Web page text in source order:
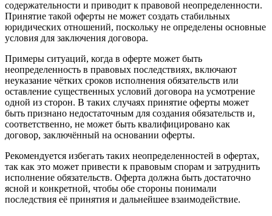
содержательности и приводит к правовой неопределенности.
Принятие такой оферты не может создать стабильных
юридических отношений, поскольку не определены основные
условия для заключения договора.
Примеры ситуаций, когда в оферте может быть
неопределенность в правовых последствиях, включают
неуказание чётких сроков исполнения обязательств или
оставление существенных условий договора на усмотрение
одной из сторон. В таких случаях принятие оферты может
быть признано недостаточным для создания обязательств и,
соответственно, не может быть квалифицировано как
договор, заключённый на основании оферты.
Рекомендуется избегать таких неопределенностей в офертах,
так как это может привести к правовым спорам и затруднить
исполнение обязательств. Оферта должна быть достаточно
ясной и конкретной, чтобы обе стороны понимали
последствия её принятия и дальнейшее взаимодействие.